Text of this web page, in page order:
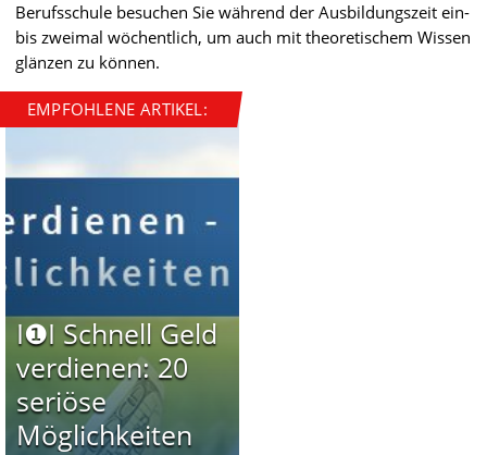
Berufsschule besuchen Sie während der Ausbildungszeit ein-
bis zweimal wöchentlich, um auch mit theoretischem Wissen
glänzen zu können.
EMPFOHLENE ARTIKEL:
I❶I Schnell Geld
verdienen: 20
seriöse
Möglichkeiten